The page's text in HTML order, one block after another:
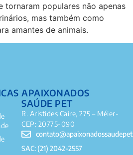
tornaram populares não apenas
mas também como
amantes de animais.
APAIXONADOS
SAÚDE PET
R. Aristides Caire, 275 – Méier-
CEP: 20775-090
SAC: (21) 2042-2557